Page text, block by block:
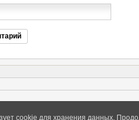
cookie для хранения данных.